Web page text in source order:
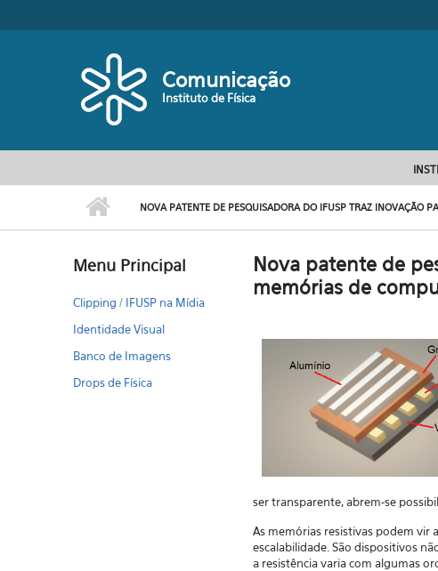
Comunicação
Instituto de Física
NOVA PATENTE DE PESQUISADORA DO IFUSP TRAZ INOVAÇÃO
Menu Principal
Clipping / IFUSP na Mídia
Identidade Visual
Banco de Imagens
Drops de Física
Nova patente de
memórias de
ser transparente, abrem-se
As memórias resistivas podem vir
escalabilidade. São dispositivos
a resistência varia com algumas